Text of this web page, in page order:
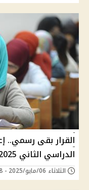
القرار بقى رسمي..
الدراسي الثاني 2025 للطلبة المصريين في الخارج
الثلاثاء 06/مايو/2025 - 03:58 م